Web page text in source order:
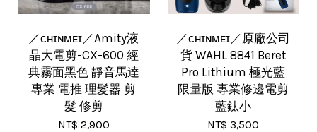
／ᴄʜɪɴᴍᴇɪ／Amity液
晶大電剪-CX-600 經
典霧面黑色 靜音馬達
專業 電推 理髮器 剪
髮 修剪
NT$ 2,900
／ᴄʜɪɴᴍᴇɪ／原廠公司
貨 WAHL 8841 Beret
Pro Lithium 極光藍
限量版 專業修邊電剪
藍鈦小
NT$ 3,500